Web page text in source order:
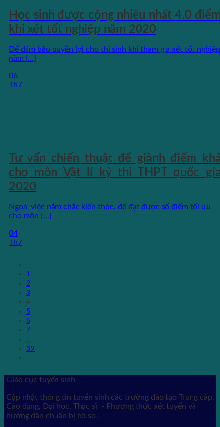
Học sinh được cộng nhiều nhất 4.0
khi xét tốt nghiệp năm 2020
Để đảm bảo quyền lợi cho thí sinh khi tham gia xét tốt nghiệp
năm [...]
06
Th7
Tư vấn chiến thuật để giành điểm
cho môn Vật lí kỳ thi THPT quốc
2020
Ngoài việc nắm chắc kiến thức, để đạt được số điểm tối ưu
cho môn [...]
04
Th7
1
2
3
4
5
6
7
…
39
Giáo dục tuyển sinh
Cập nhật thông tin tuyển sinh các trường đào tạo Trung cấp,
Cao đăng, Đại học, Thạc sĩ - Phương thức xét tuyển và
hướng dẫn chuẩn bị hồ sơ.